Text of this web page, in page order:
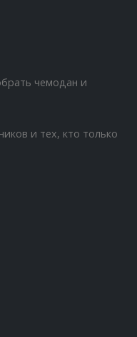
чемодан и
и тех, кто только